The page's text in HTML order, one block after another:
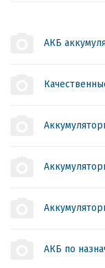
АКБ
АКБ по